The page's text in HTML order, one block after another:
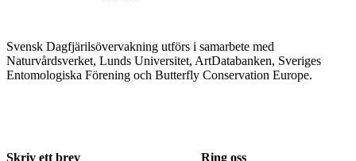
Svensk Dagfjärilsövervakning utförs i samarbete med
Naturvårdsverket, Lunds Universitet, ArtDatabanken, Sveriges
Entomologiska Förening och Butterfly Conservation Europe.
Skriv ett brev Ring oss